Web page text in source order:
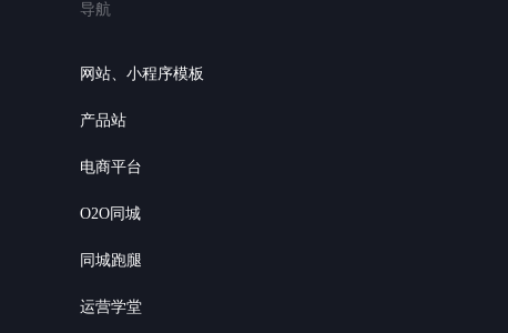
导航
网站、小程序模板
产品站
电商平台
O2O同城
同城跑腿
运营学堂